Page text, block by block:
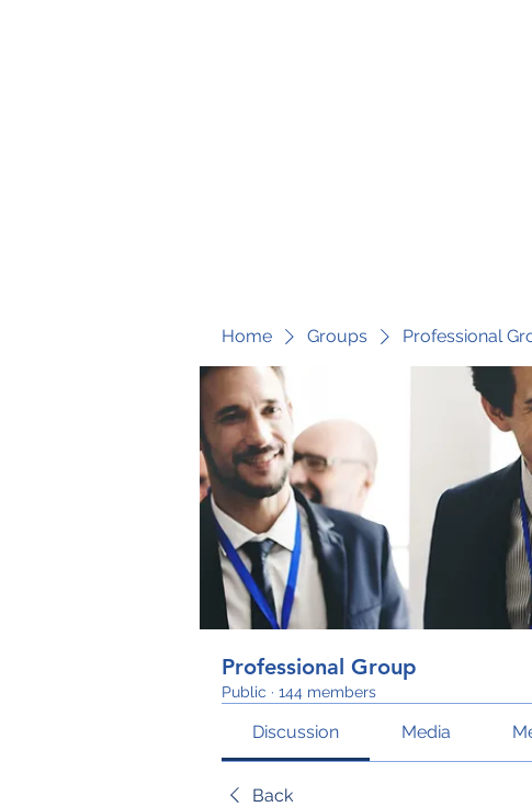
Home Groups Professional
Professional Group
Public · 144 members
Discussion Media
Back